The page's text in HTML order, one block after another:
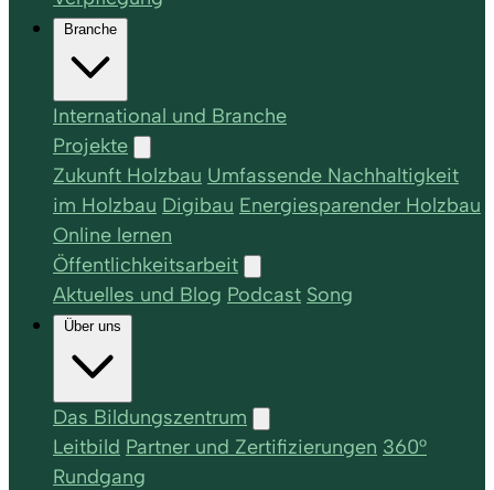
Branche
International und Branche
Projekte
Zukunft Holzbau Umfassende Nachhaltigkeit
im Holzbau Digibau Energiesparender Holzbau
Online lernen
Öffentlichkeitsarbeit
Aktuelles und Blog Podcast Song
Über uns
Das Bildungszentrum
Leitbild Partner und Zertifizierungen 360°
Rundgang